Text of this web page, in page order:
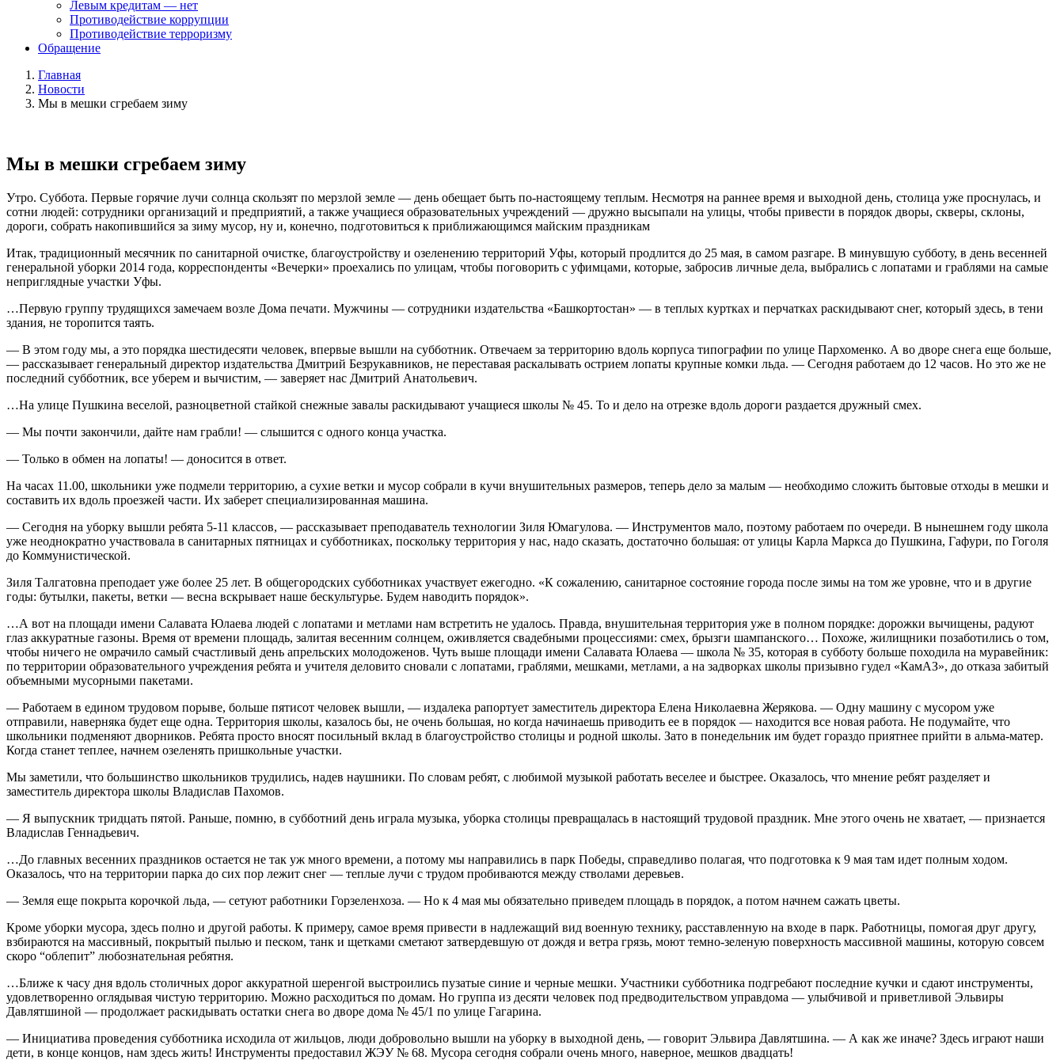
Левым кредитам — нет
Противодействие коррупции
Противодействие терроризму
Обращение
Главная
Новости
Мы в мешки сгребаем зиму
Мы в мешки сгребаем зиму
Утро. Суббота. Первые горячие лучи солнца скользят по мерзлой земле — день обещает быть по-настоящему теплым. Несмотря на раннее время и выходной день, столица уже проснулась, и
сотни людей: сотрудники организаций и предприятий, а также учащиеся образовательных учреждений — дружно высыпали на улицы, чтобы привести в порядок дворы, скверы, склоны,
дороги, собрать накопившийся за зиму мусор, ну и, конечно, подготовиться к приближающимся майским праздникам
Итак, традиционный месячник по санитарной очистке, благоустройству и озеленению территорий Уфы, который продлится до 25 мая, в самом разгаре. В минувшую субботу, в день весенней
генеральной уборки 2014 года, корреспонденты «Вечерки» проехались по улицам, чтобы поговорить с уфимцами, которые, забросив личные дела, выбрались с лопатами и граблями на самые
неприглядные участки Уфы.
…Первую группу трудящихся замечаем возле Дома печати. Мужчины — сотрудники издательства «Башкортостан» — в теплых куртках и перчатках раскидывают снег, который здесь, в тени
здания, не торопится таять.
— В этом году мы, а это порядка шестидесяти человек, впервые вышли на субботник. Отвечаем за территорию вдоль корпуса типографии по улице Пархоменко. А во дворе снега еще больше,
— рассказывает генеральный директор издательства Дмитрий Безрукавников, не переставая раскалывать острием лопаты крупные комки льда. — Сегодня работаем до 12 часов. Но это же не
последний субботник, все уберем и вычистим, — заверяет нас Дмитрий Анатольевич.
…На улице Пушкина веселой, разноцветной стайкой снежные завалы раскидывают учащиеся школы № 45. То и дело на отрезке вдоль дороги раздается дружный смех.
— Мы почти закончили, дайте нам грабли! — слышится с одного конца участка.
— Только в обмен на лопаты! — доносится в ответ.
На часах 11.00, школьники уже подмели территорию, а сухие ветки и мусор собрали в кучи внушительных размеров, теперь дело за малым — необходимо сложить бытовые отходы в мешки и
составить их вдоль проезжей части. Их заберет специализированная машина.
— Сегодня на уборку вышли ребята 5-11 классов, — рассказывает преподаватель технологии Зиля Юмагулова. — Инструментов мало, поэтому работаем по очереди. В нынешнем году школа
уже неоднократно участвовала в санитарных пятницах и субботниках, поскольку территория у нас, надо сказать, достаточно большая: от улицы Карла Маркса до Пушкина, Гафури, по Гоголя
до Коммунистической.
Зиля Талгатовна преподает уже более 25 лет. В общегородских субботниках участвует ежегодно. «К сожалению, санитарное состояние города после зимы на том же уровне, что и в другие
годы: бутылки, пакеты, ветки — весна вскрывает наше бескультурье. Будем наводить порядок».
…А вот на площади имени Салавата Юлаева людей с лопатами и метлами нам встретить не удалось. Правда, внушительная территория уже в полном порядке: дорожки вычищены, радуют
глаз аккуратные газоны. Время от времени площадь, залитая весенним солнцем, оживляется свадебными процессиями: смех, брызги шампанского… Похоже, жилищники позаботились о том,
чтобы ничего не омрачило самый счастливый день апрельских молодоженов. Чуть выше площади имени Салавата Юлаева — школа № 35, которая в субботу больше походила на муравейник:
по территории образовательного учреждения ребята и учителя деловито сновали с лопатами, граблями, мешками, метлами, а на задворках школы призывно гудел «КамАЗ», до отказа забитый
объемными мусорными пакетами.
— Работаем в едином трудовом порыве, больше пятисот человек вышли, — издалека рапортует заместитель директора Елена Николаевна Жерякова. — Одну машину с мусором уже
отправили, наверняка будет еще одна. Территория школы, казалось бы, не очень большая, но когда начинаешь приводить ее в порядок — находится все новая работа. Не подумайте, что
школьники подменяют дворников. Ребята просто вносят посильный вклад в благоустройство столицы и родной школы. Зато в понедельник им будет гораздо приятнее прийти в альма-матер.
Когда станет теплее, начнем озеленять пришкольные участки.
Мы заметили, что большинство школьников трудились, надев наушники. По словам ребят, с любимой музыкой работать веселее и быстрее. Оказалось, что мнение ребят разделяет и
заместитель директора школы Владислав Пахомов.
— Я выпускник тридцать пятой. Раньше, помню, в субботний день играла музыка, уборка столицы превращалась в настоящий трудовой праздник. Мне этого очень не хватает, — признается
Владислав Геннадьевич.
…До главных весенних праздников остается не так уж много времени, а потому мы направились в парк Победы, справедливо полагая, что подготовка к 9 мая там идет полным ходом.
Оказалось, что на территории парка до сих пор лежит снег — теплые лучи с трудом пробиваются между стволами деревьев.
— Земля еще покрыта корочкой льда, — сетуют работники Горзеленхоза. — Но к 4 мая мы обязательно приведем площадь в порядок, а потом начнем сажать цветы.
Кроме уборки мусора, здесь полно и другой работы. К примеру, самое время привести в надлежащий вид военную технику, расставленную на входе в парк. Работницы, помогая друг другу,
взбираются на массивный, покрытый пылью и песком, танк и щетками сметают затвердевшую от дождя и ветра грязь, моют темно-зеленую поверхность массивной машины, которую совсем
скоро “облепит” любознательная ребятня.
…Ближе к часу дня вдоль столичных дорог аккуратной шеренгой выстроились пузатые синие и черные мешки. Участники субботника подгребают последние кучки и сдают инструменты,
удовлетворенно оглядывая чистую территорию. Можно расходиться по домам. Но группа из десяти человек под предводительством управдома — улыбчивой и приветливой Эльвиры
Давлятшиной — продолжает раскидывать остатки снега во дворе дома № 45/1 по улице Гагарина.
— Инициатива проведения субботника исходила от жильцов, люди добровольно вышли на уборку в выходной день, — говорит Эльвира Давлятшина. — А как же иначе? Здесь играют наши
дети, в конце концов, нам здесь жить! Инструменты предоставил ЖЭУ № 68. Мусора сегодня собрали очень много, наверное, мешков двадцать!